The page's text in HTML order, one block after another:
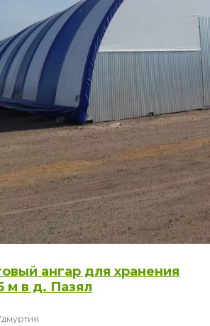
ангар для хранения
м в д. Пазял